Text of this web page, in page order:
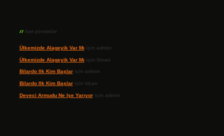
Son yorumlar
Ülkemizde Alageyik Var Mı için admin
Ülkemizde Alageyik Var Mı için Sinan
Bilardo Ilk Kim Başlariçin admin
Bilardo Ilk Kim Başlariçin Uçan
Deveci Armudu Ne Işe Yarıyoriçin admin